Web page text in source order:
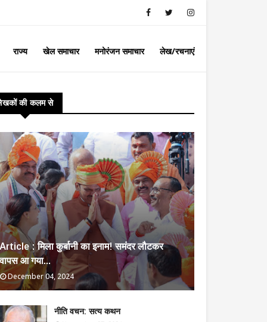
राज्य खेल समाचार मनोरंजन समाचार लेख/रचनाएं
की कलम से
Article : मिला कुर्बानी का इनाम! समंदर लौटकर
वापस आ गया...
December 04, 2024
​नीति वचन: सत्य कथन